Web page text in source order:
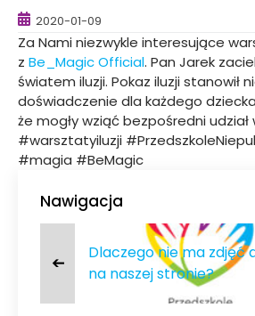
2020-01-09
Za Nami niezwykle interesujące
z Be_Magic Official. Pan Jarek
światem iluzji. Pokaz iluzji stanowił
doświadczenie dla każdego
że mogły wziąć bezpośredni udział
#warsztatyiluzji
#magia #BeMagic
Nawigacja
➔
Dlaczego nie ma zdjęć
na naszej stronie?